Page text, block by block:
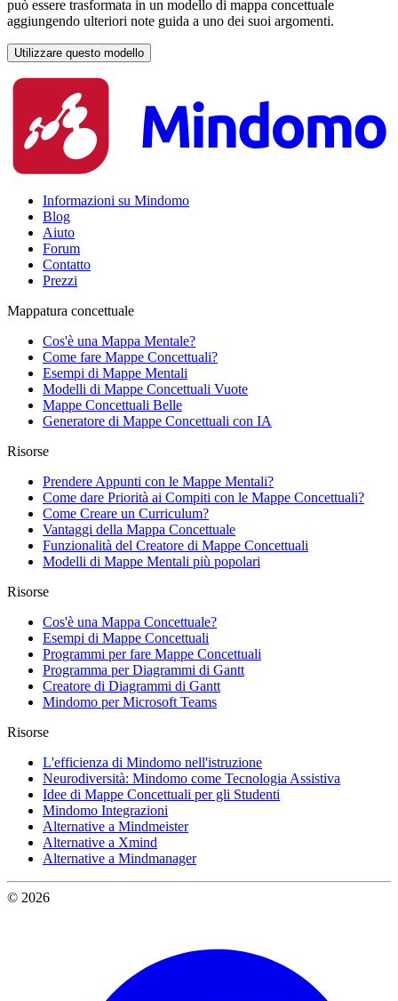
può essere trasformata in un modello di mappa concettuale
aggiungendo ulteriori note guida a uno dei suoi argomenti.
Utilizzare questo modello
Informazioni su Mindomo
Blog
Aiuto
Forum
Contatto
Prezzi
Mappatura concettuale
Cos'è una Mappa Mentale?
Come fare Mappe Concettuali?
Esempi di Mappe Mentali
Modelli di Mappe Concettuali Vuote
Mappe Concettuali Belle
Generatore di Mappe Concettuali con IA
Risorse
Prendere Appunti con le Mappe Mentali?
Come dare Priorità ai Compiti con le Mappe Concettuali?
Come Creare un Curriculum?
Vantaggi della Mappa Concettuale
Funzionalità del Creatore di Mappe Concettuali
Modelli di Mappe Mentali più popolari
Risorse
Cos'è una Mappa Concettuale?
Esempi di Mappe Concettuali
Programmi per fare Mappe Concettuali
Programma per Diagrammi di Gantt
Creatore di Diagrammi di Gantt
Mindomo per Microsoft Teams
Risorse
L'efficienza di Mindomo nell'istruzione
Neurodiversità: Mindomo come Tecnologia Assistiva
Idee di Mappe Concettuali per gli Studenti
Mindomo Integrazioni
Alternative a Mindmeister
Alternative a Xmind
Alternative a Mindmanager
© 2026